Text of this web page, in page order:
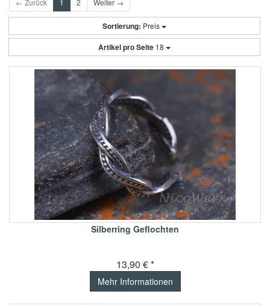
Sortierung: Preis
Artikel pro Seite 18
Silberring Geflochten
13,90 € *
Mehr Informationen